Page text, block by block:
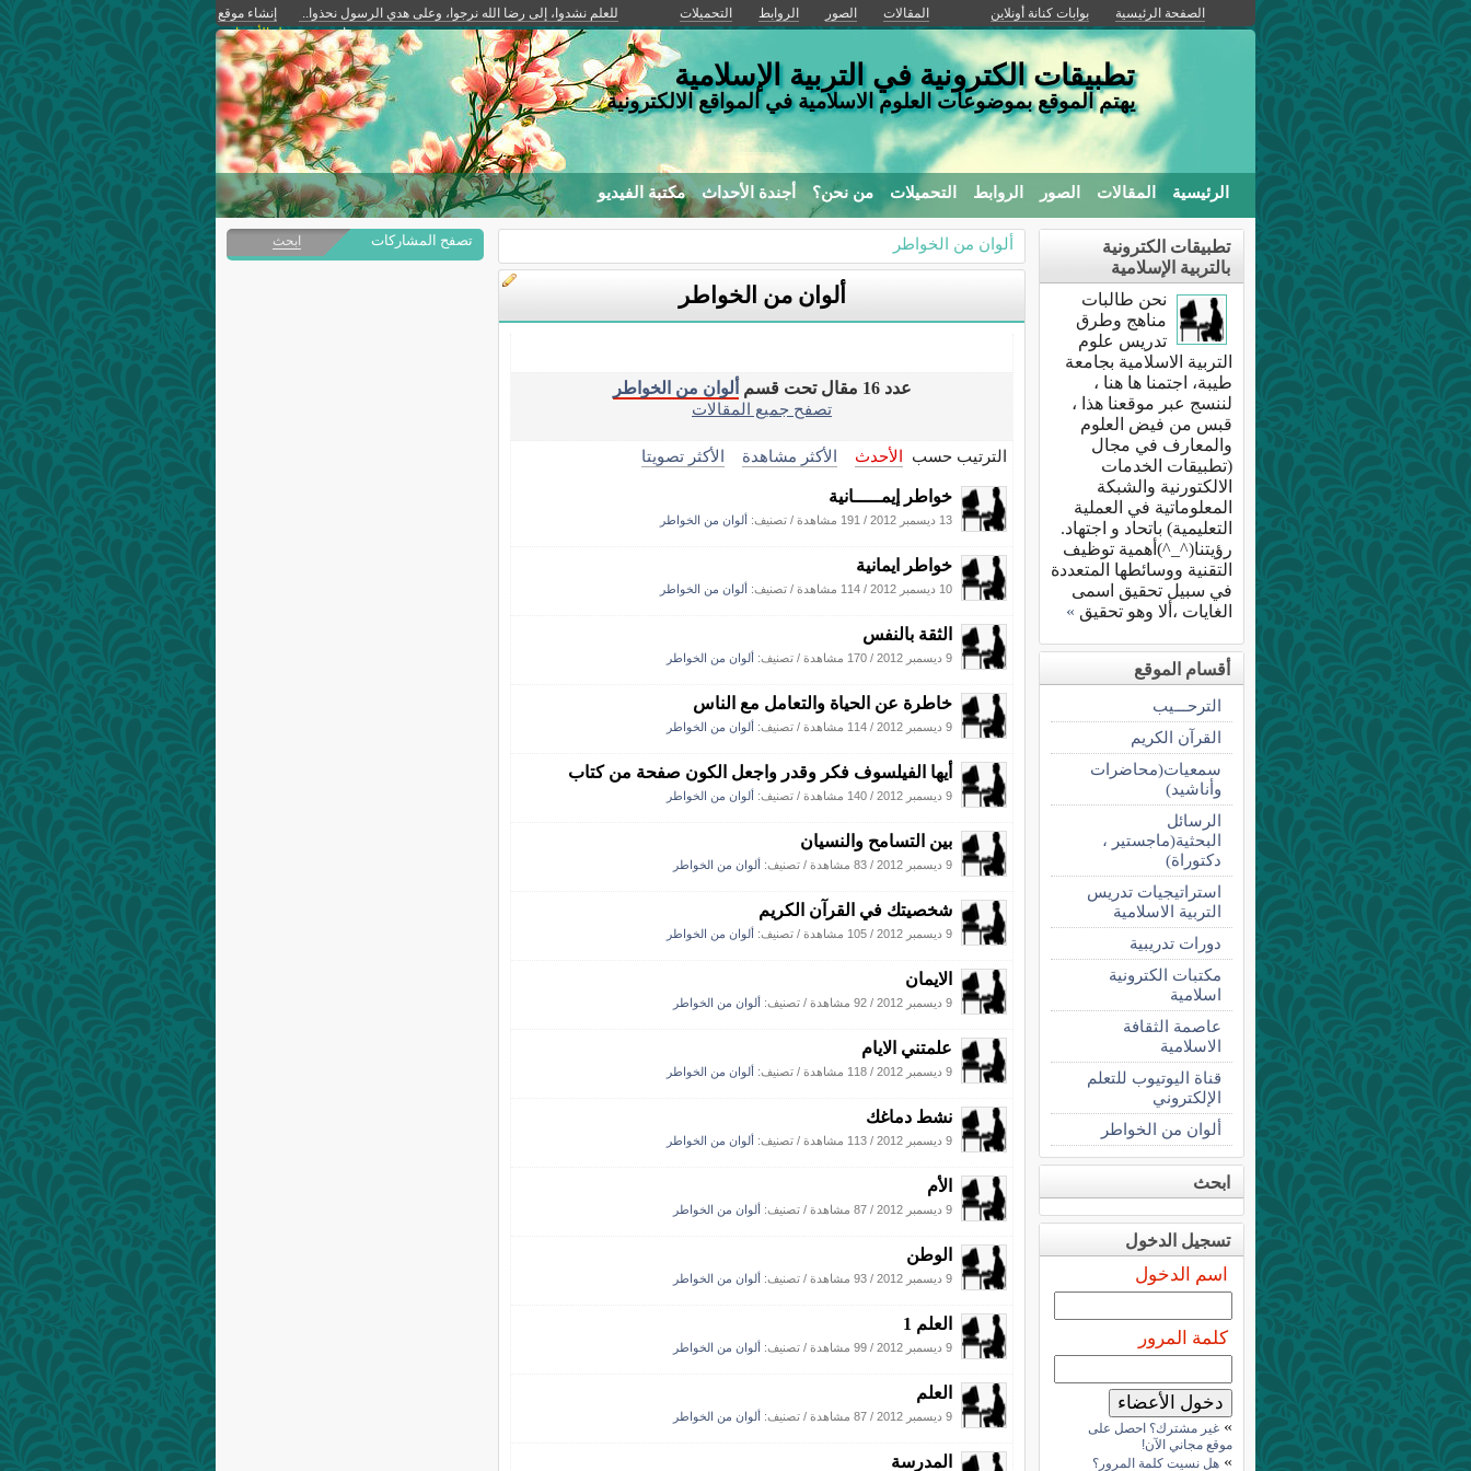
الصفحة الرئيسية بوابات كنانة أونلاين المقالات الصور الروابط التحميلات للعلم نشدوا، إلى رضا الله نرجوا، وعلى هدي الرسول نحذوا..
إنشاء موقع
مجاني
دخول الأعضاء
تطبيقات الكترونية في التربية الإسلامية
يهتم الموقع بموضوعات العلوم الاسلامية في المواقع الالكترونية
الرئيسية المقالات الصور الروابط التحميلات من نحن؟ أجندة الأحداث مكتبة الفيديو
ألوان من الخواطر
ألوان من الخواطر
عدد 16 مقال تحت قسم
ألوان من الخواطر
تصفح جميع المقالات
الترتيب حسب الأحدث الأكثر مشاهدة الأكثر تصويتا
خواطر إيمـــــانية
13 ديسمبر 2012 / 191 مشاهدة / تصنيف: ألوان من الخواطر
خواطر ايمانية
10 ديسمبر 2012 / 114 مشاهدة / تصنيف: ألوان من الخواطر
الثقة بالنفس
9 ديسمبر 2012 / 170 مشاهدة / تصنيف: ألوان من الخواطر
خاطرة عن الحياة والتعامل مع الناس
9 ديسمبر 2012 / 114 مشاهدة / تصنيف: ألوان من الخواطر
أيها الفيلسوف فكر وقدر واجعل الكون صفحة من كتاب
9 ديسمبر 2012 / 140 مشاهدة / تصنيف: ألوان من الخواطر
بين التسامح والنسيان
9 ديسمبر 2012 / 83 مشاهدة / تصنيف: ألوان من الخواطر
شخصيتك في القرآن الكريم
9 ديسمبر 2012 / 105 مشاهدة / تصنيف: ألوان من الخواطر
الايمان
9 ديسمبر 2012 / 92 مشاهدة / تصنيف: ألوان من الخواطر
علمتني الايام
9 ديسمبر 2012 / 118 مشاهدة / تصنيف: ألوان من الخواطر
نشط دماغك
9 ديسمبر 2012 / 113 مشاهدة / تصنيف: ألوان من الخواطر
الأم
9 ديسمبر 2012 / 87 مشاهدة / تصنيف: ألوان من الخواطر
الوطن
9 ديسمبر 2012 / 93 مشاهدة / تصنيف: ألوان من الخواطر
العلم 1
9 ديسمبر 2012 / 99 مشاهدة / تصنيف: ألوان من الخواطر
العلم
9 ديسمبر 2012 / 87 مشاهدة / تصنيف: ألوان من الخواطر
المدرسة
تطبيقات الكترونية
بالتربية الإسلامية
نحن طالبات
مناهج وطرق
تدريس علوم
التربية الاسلامية بجامعة
طيبة، اجتمنا ها هنا ،
لننسج عبر موقعنا هذا ،
قبس من فيض العلوم
والمعارف في مجال
(تطبيقات الخدمات
الالكتورنية والشبكة
المعلوماتية في العملية
التعليمية) باتحاد و اجتهاد.
رؤيتنا(^_^)أهمية توظيف
التقنية ووسائطها المتعددة
في سبيل تحقيق اسمى
الغايات ،ألا وهو تحقيق »
أقسام الموقع
الترحـــيب
القرآن الكريم
سمعيات(محاضرات
وأناشيد)
الرسائل
البحثية(ماجستير ،
دكتوراة)
استراتيجيات تدريس
التربية الاسلامية
دورات تدريبية
مكتبات الكترونية
اسلامية
عاصمة الثقافة
الاسلامية
قناة اليوتيوب للتعلم
الإلكتروني
ألوان من الخواطر
ابحث
تسجيل الدخول
اسم الدخول
كلمة المرور
» غير مشترك؟ احصل على
موقع مجاني الآن!
» هل نسيت كلمة المرور؟
تصفح المشاركات ابحث